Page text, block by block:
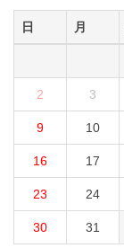
日 月
2 3
9 10
16 17
23 24
30 31